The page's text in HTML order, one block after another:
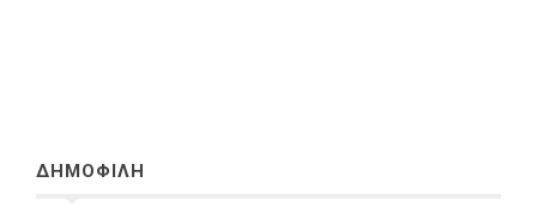
ΔΗΜΟΦΙΛΗ